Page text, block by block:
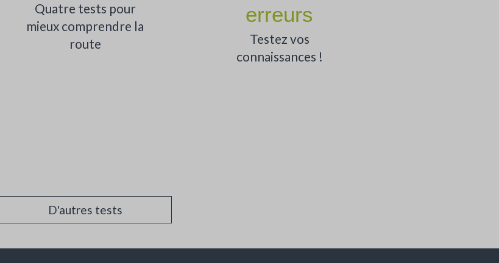
Quatre tests pour
mieux comprendre la
route
erreurs
Testez vos
connaissances !
D'autres tests